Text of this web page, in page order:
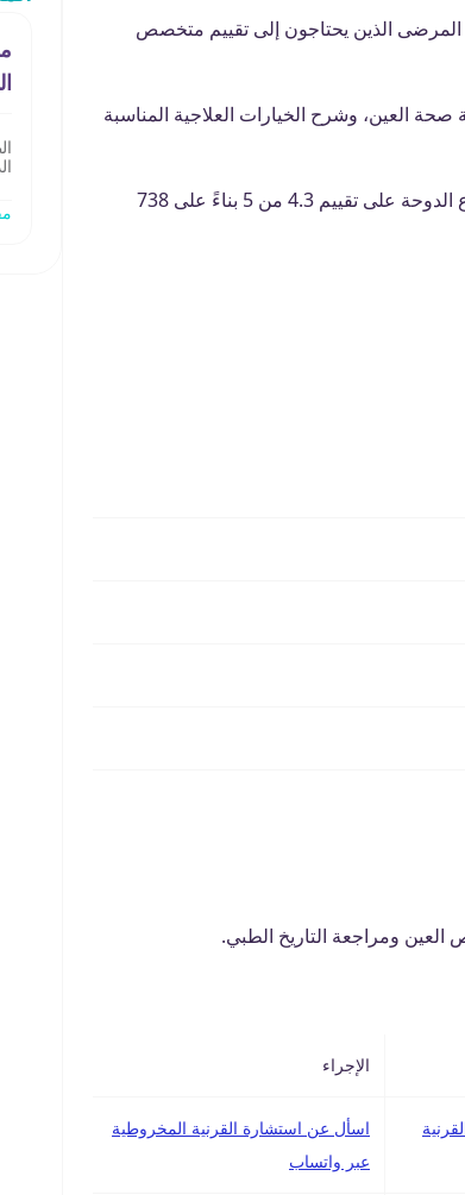
الذين يحتاجون إلى تقييم متخصص
العين، وشرح الخيارات العلاجية المناسبة
حجز أكثر من 300 مريض موعدًا مع د. أحمد العنتبلي في مغربي الصحية – الدوحة، مما يعكس ثقة متزايدة في رعايته الطبية. كما حصل فرع الدوحة على تقييم 4.3 من 5 بناءً على 738
العين ومراجعة التاريخ الطبي.
الإجراء
اسأل عن استشارة القرنية المخروطية
عبر واتساب